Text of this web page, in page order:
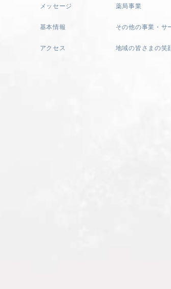
メッセージ
基本情報
アクセス
薬局事業
その他の事業・サ
地域の皆さまの笑